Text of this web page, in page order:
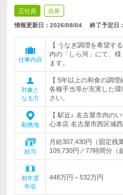
正社員 急募
情報更新日：2026/08/04 終了予定日：
仕事内容
【 うなぎ調理を希望す
内の「しら河」にて、
ます。
対象と
なる方
【 5年以上の和食の調
各種手当等が充実した
さい。
勤務地
【 駅近♪ 名古屋市内の
心本店 名古屋市西区城
給与
月給307,430円（固定残
109,730円／77時間分
初年度
年収
448万円～532万円